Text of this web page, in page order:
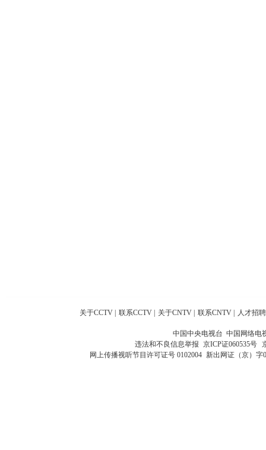
关于CCTV 联系CCTV 关于CNTV 联系CNTV 人才招聘
中国中央电视台 中国网络电
违法和不良信息举报 京ICP证060535号
网上传播视听节目许可证号 0102004 新出网证（京）